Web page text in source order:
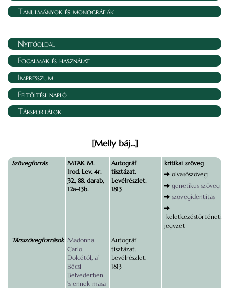
Tanulmányok és monográfiák
Nyitóoldal
Fogalmak és használat
Impresszum
Feltöltési napló
Társportálok
[Melly báj…]
Szövegforrás
MTAK M.
Irod. Lev. 4r.
32., 88. darab,
12a–13b.
Autográf
tisztázat.
Levélrészlet.
1813
kritikai szöveg
olvasószöveg
genetikus szöveg
szövegidentitás
keletkezéstörténeti
jegyzet
Társszövegforrások Madonna,
Carlo
Dolcétól, a’
Bécsi
Belvederben,
’s ennek mása
Autográf
tisztázat.
Levélrészlet.
1813